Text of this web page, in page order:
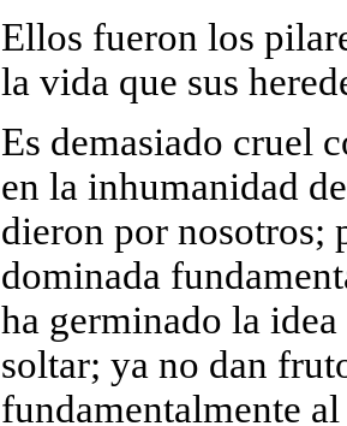
Ellos fueron los
la vida que sus
Es demasiado cruel
en la inhumanidad
dieron por nosotros;
dominada
ha germinado la
soltar; ya no dan
fundamentalmente